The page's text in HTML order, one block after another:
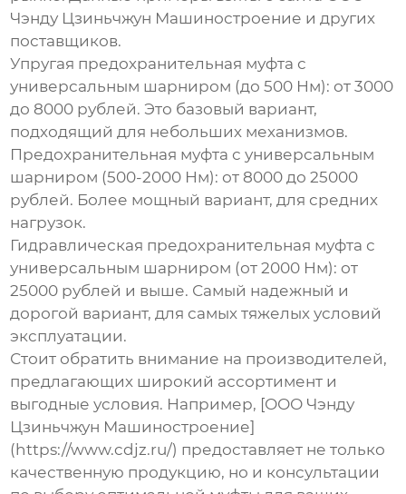
Чэнду Цзиньчжун Машиностроение и других
поставщиков.
Упругая предохранительная муфта с
универсальным шарниром (до 500 Нм): от 3000
до 8000 рублей. Это базовый вариант,
подходящий для небольших механизмов.
Предохранительная муфта с универсальным
шарниром (500-2000 Нм): от 8000 до 25000
рублей. Более мощный вариант, для средних
нагрузок.
Гидравлическая предохранительная муфта с
универсальным шарниром (от 2000 Нм): от
25000 рублей и выше. Самый надежный и
дорогой вариант, для самых тяжелых условий
эксплуатации.
Стоит обратить внимание на производителей,
предлагающих широкий ассортимент и
выгодные условия. Например, [ООО Чэнду
Цзиньчжун Машиностроение]
(https://www.cdjz.ru/) предоставляет не только
качественную продукцию, но и консультации